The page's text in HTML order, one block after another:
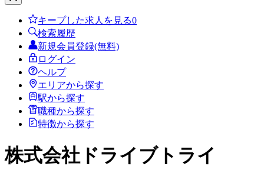
キープした求人を見る0
検索履歴
新規会員登録(無料)
ログイン
ヘルプ
エリアから探す
駅から探す
職種から探す
特徴から探す
株式会社ドライブトライ